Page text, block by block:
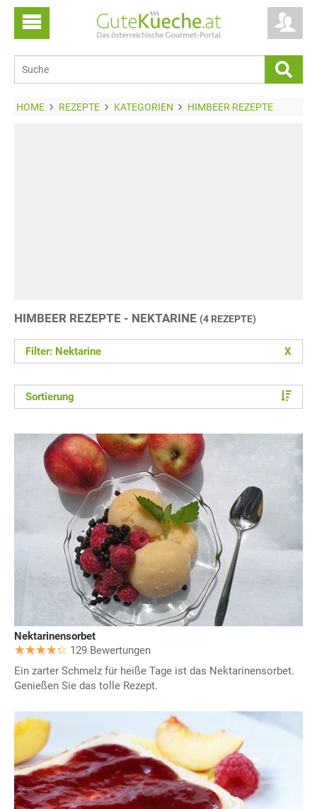
HOME REZEPTE KATEGORIEN HIMBEER REZEPTE
HIMBEER REZEPTE - NEKTARINE (4 REZEPTE)
Filter: Nektarine X
Sortierung
Nektarinensorbet
129 Bewertungen
Ein zarter Schmelz für heiße Tage ist das Nektarinensorbet.
Genießen Sie das tolle Rezept.